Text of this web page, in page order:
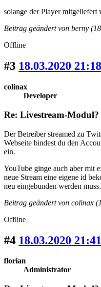
solange der Player mitgeliefert
Beitrag geändert von berny
Offline
#3 18.03.2020
colinax
Developer
Re: Livestream-Modul?
Der Betreiber streamed zu
Webseite bindest du den
ein.
YouTube ginge auch aber mit
neue Stream eine eigene id
neu eingebunden werden muss.
Beitrag geändert von colinax
Offline
#4 18.03.2020
florian
Administrator